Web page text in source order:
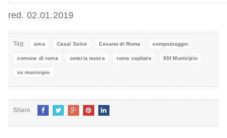
red. 02.01.2019
Tag ama Casal Selce Cesano di Roma compostaggio
comune di roma osteria nuova roma capitale XIII Municipio
xv municipio
Share